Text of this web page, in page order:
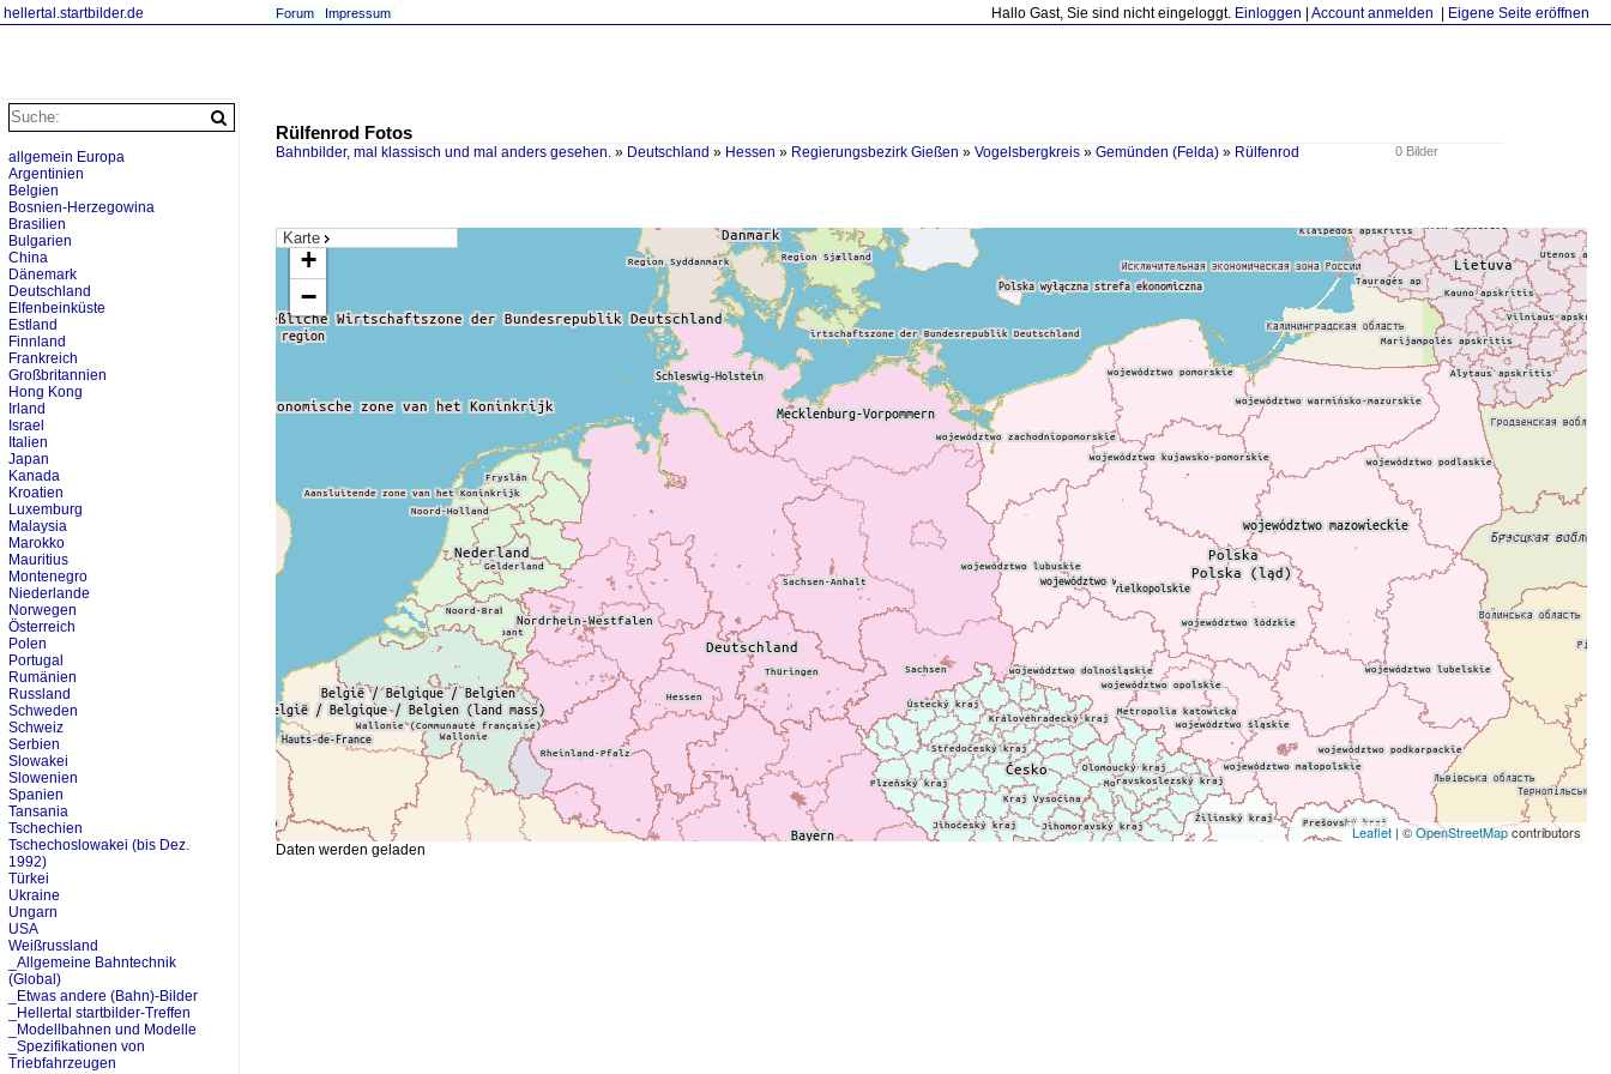
hellertal.startbilder.de Hallo Gast, Sie sind nicht eingeloggt. Einloggen Account anmelden Eigene Seite eröffnen
Forum Impressum
Rülfenrod Fotos
0 Bilder
Bahnbilder, mal klassisch und mal anders gesehen. » Deutschland » Hessen » Regierungsbezirk Gießen » Vogelsbergkreis » Gemünden (Felda) » Rülfenrod
Karte
+
−
Leaflet | ©OpenStreetMapcontributors
Daten werden geladen
allgemein Europa
Argentinien
Belgien
Bosnien-Herzegowina
Brasilien
Bulgarien
China
Dänemark
Deutschland
Elfenbeinküste
Estland
Finnland
Frankreich
Großbritannien
Hong Kong
Irland
Israel
Italien
Japan
Kanada
Kroatien
Luxemburg
Malaysia
Marokko
Mauritius
Montenegro
Niederlande
Norwegen
Österreich
Polen
Portugal
Rumänien
Russland
Schweden
Schweiz
Serbien
Slowakei
Slowenien
Spanien
Tansania
Tschechien
Tschechoslowakei (bis Dez.
1992)
Türkei
Ukraine
Ungarn
USA
Weißrussland
_Allgemeine Bahntechnik
(Global)
_Etwas andere (Bahn)-Bilder
_Hellertal startbilder-Treffen
_Modellbahnen und Modelle
_Spezifikationen von
Triebfahrzeugen